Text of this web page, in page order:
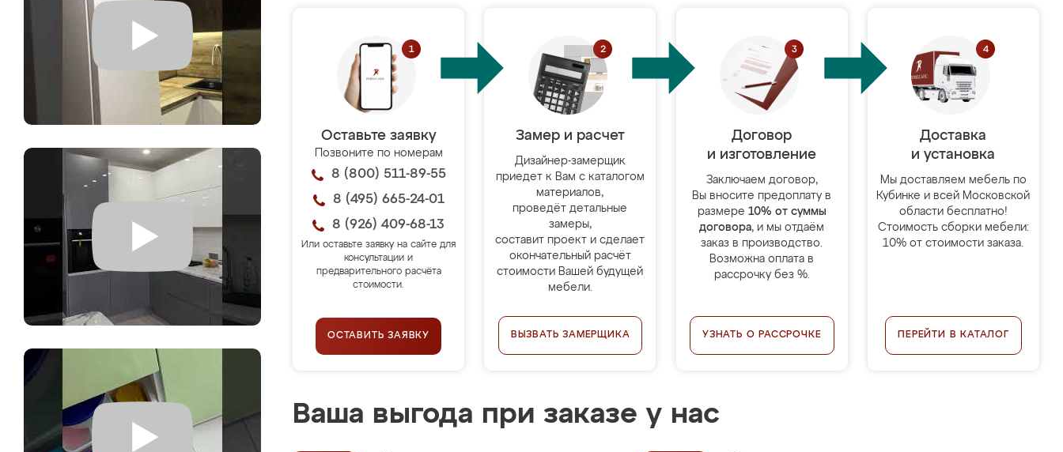
Оставьте заявку
Позвоните по номерам
8 (800) 511-89-55
8 (495) 665-24-01
8 (926) 409-68-13
Или оставьте заявку на сайте для
консультации и
предварительного расчёта
стоимости.
ОСТАВИТЬ ЗАЯВКУ
Замер и расчет
Дизайнер-замерщик
приедет к Вам с каталогом
материалов,
проведёт детальные
замеры,
составит проект и сделает
окончательный расчёт
стоимости Вашей будущей
мебели.
ВЫЗВАТЬ ЗАМЕРЩИКА
Договор
и изготовление
Заключаем договор,
Вы вносите предоплату в
размере 10% от суммы
договора, и мы отдаём
заказ в производство.
Возможна оплата в
рассрочку без %.
УЗНАТЬ О РАССРОЧКЕ
Доставка
и установка
Мы доставляем мебель по
Кубинке и всей Московской
области бесплатно!
Стоимость сборки мебели:
10% от стоимости заказа.
ПЕРЕЙТИ В КАТАЛОГ
Ваша выгода при заказе у нас